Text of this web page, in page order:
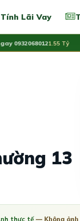
Tính Lãi Vay
1.55 Tỷ
13
thực tế— Không ảnh